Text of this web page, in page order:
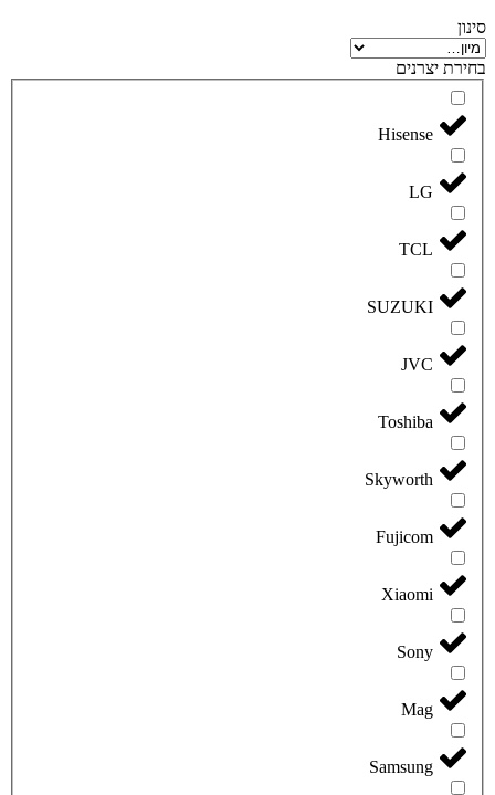
סינון
בחירת יצרנים
Hisense
LG
TCL
SUZUKI
JVC
Toshiba
Skyworth
Fujicom
Xiaomi
Sony
Mag
Samsung